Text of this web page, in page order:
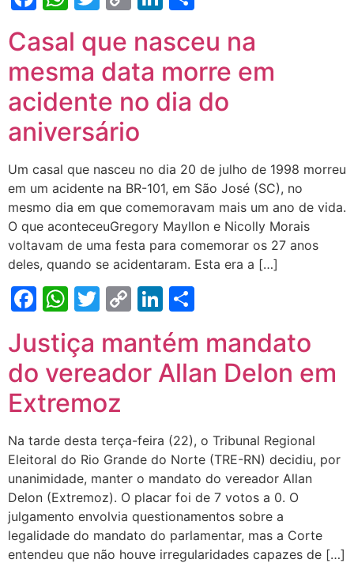
Casal que nasceu na
mesma data morre em
acidente no dia do
aniversário
Um casal que nasceu no dia 20 de julho de 1998 morreu
em um acidente na BR-101, em São José (SC), no
mesmo dia em que comemoravam mais um ano de vida.
O que aconteceuGregory Mayllon e Nicolly Morais
voltavam de uma festa para comemorar os 27 anos
deles, quando se acidentaram. Esta era a […]
Facebook
WhatsApp
Twitter
Copy
Link
LinkedIn
Justiça mantém mandato
do vereador Allan Delon em
Extremoz
Na tarde desta terça-feira (22), o Tribunal Regional
Eleitoral do Rio Grande do Norte (TRE-RN) decidiu, por
unanimidade, manter o mandato do vereador Allan
Delon (Extremoz). O placar foi de 7 votos a 0. O
julgamento envolvia questionamentos sobre a
legalidade do mandato do parlamentar, mas a Corte
entendeu que não houve irregularidades capazes de […]